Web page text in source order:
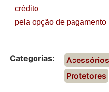
crédito
pela opção de pagamento
Categorias: Acessórios
Protetores